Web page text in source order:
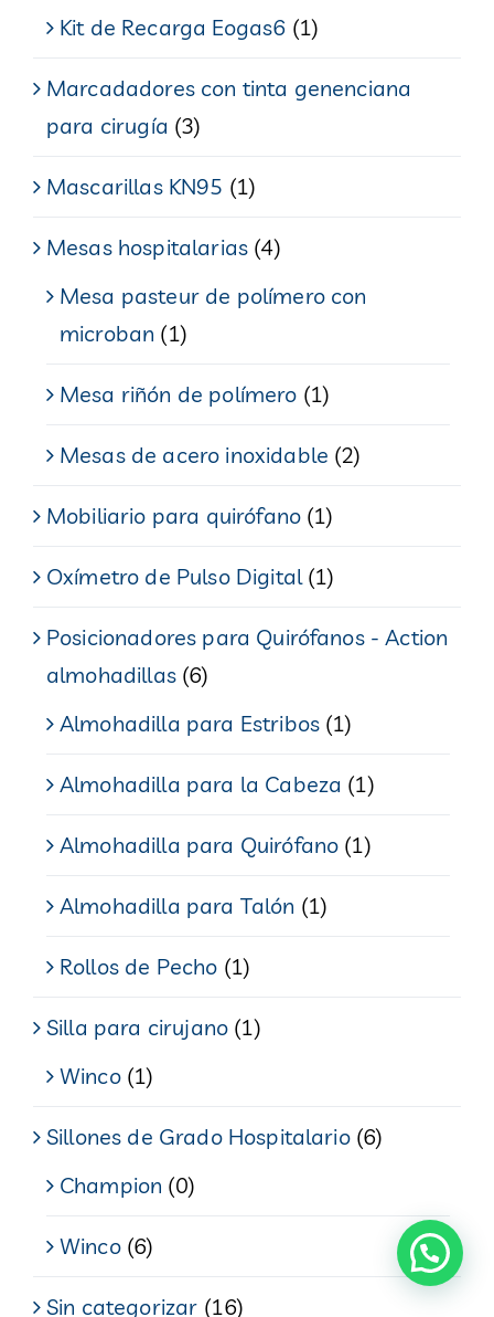
Kit de Recarga Eogas6 (1)
Marcadadores con tinta genenciana
para cirugía (3)
Mascarillas KN95 (1)
Mesas hospitalarias (4)
Mesa pasteur de polímero con
microban (1)
Mesa riñón de polímero (1)
Mesas de acero inoxidable (2)
Mobiliario para quirófano (1)
Oxímetro de Pulso Digital (1)
Posicionadores para Quirófanos - Action
almohadillas (6)
Almohadilla para Estribos (1)
Almohadilla para la Cabeza (1)
Almohadilla para Quirófano (1)
Almohadilla para Talón (1)
Rollos de Pecho (1)
Silla para cirujano (1)
Winco (1)
Sillones de Grado Hospitalario (6)
Champion (0)
Winco (6)
Sin categorizar (16)